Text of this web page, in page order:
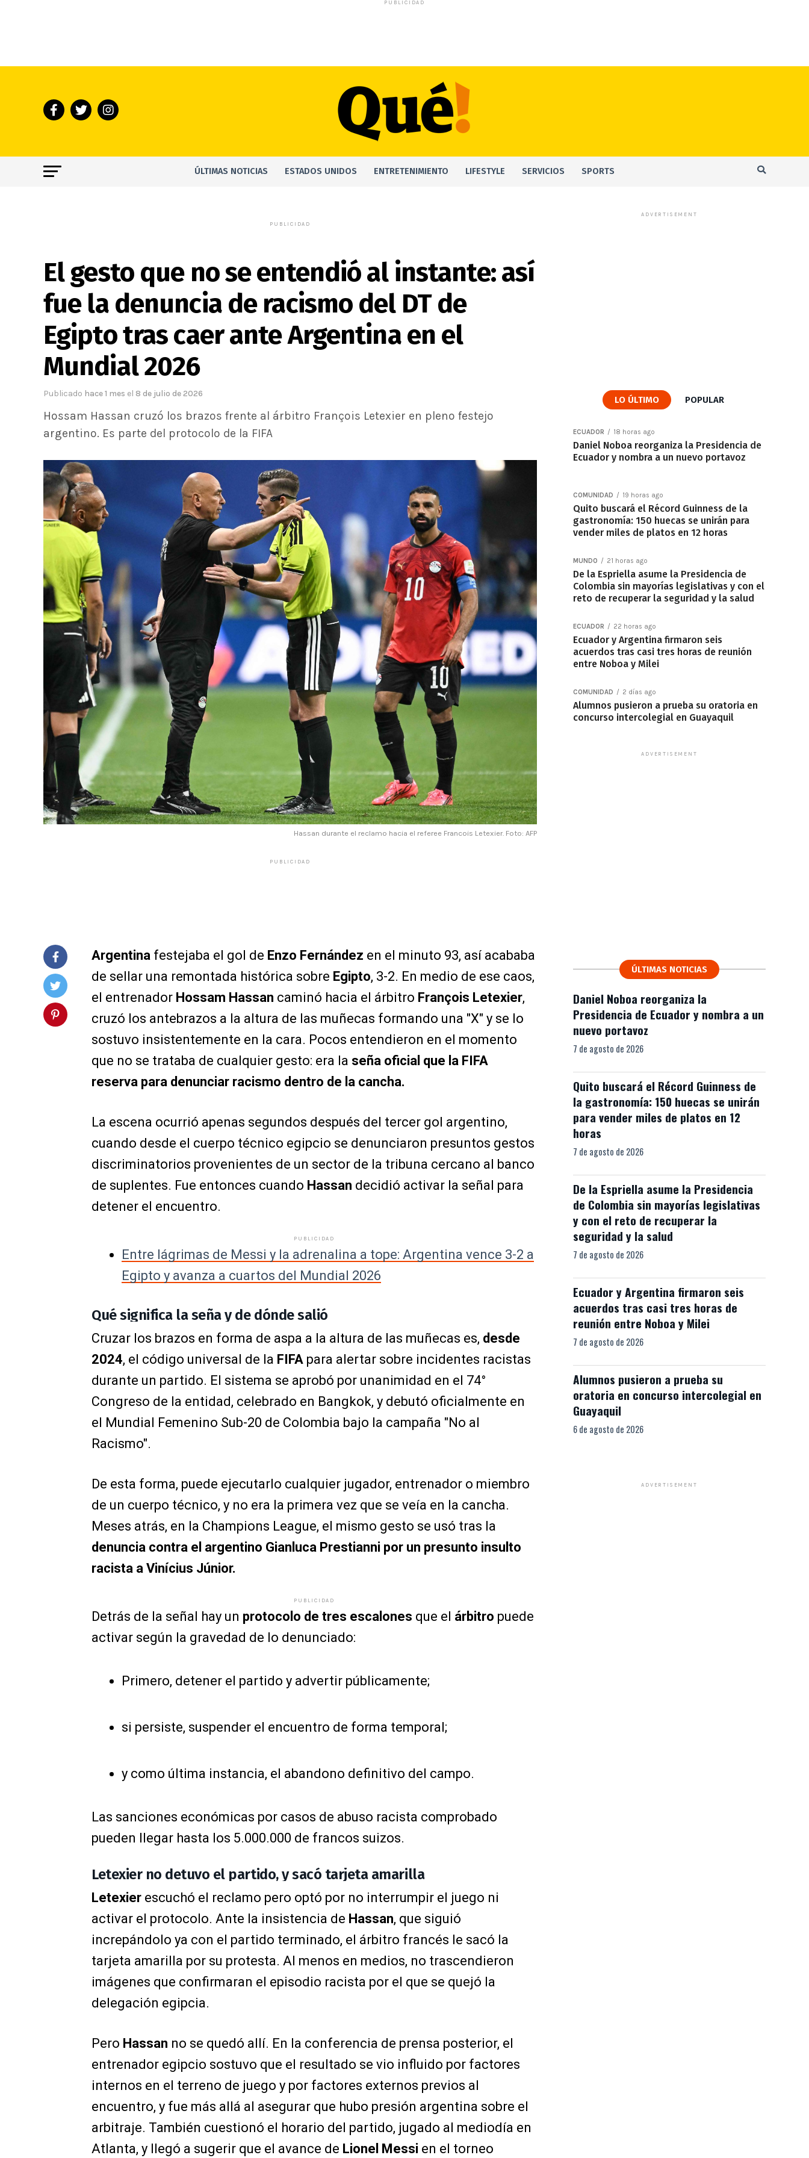
PUBLICIDAD
ÚLTIMAS NOTICIAS ESTADOS UNIDOS ENTRETENIMIENTO LIFESTYLE SERVICIOS SPORTS
PUBLICIDAD
El gesto que no se entendió al instante: así
fue la denuncia de racismo del DT de
Egipto tras caer ante Argentina en el
Mundial 2026
Publicado hace 1 mes el 8 de julio de 2026
Hossam Hassan cruzó los brazos frente al árbitro François Letexier en pleno festejo
argentino. Es parte del protocolo de la FIFA
Hassan durante el reclamo hacia el referee Francois Letexier. Foto: AFP
PUBLICIDAD
Argentina festejaba el gol de Enzo Fernández en el minuto 93, así acababa
de sellar una remontada histórica sobre Egipto, 3-2. En medio de ese caos,
el entrenador Hossam Hassan caminó hacia el árbitro François Letexier,
cruzó los antebrazos a la altura de las muñecas formando una "X" y se lo
sostuvo insistentemente en la cara. Pocos entendieron en el momento
que no se trataba de cualquier gesto: era la seña oficial que la FIFA
reserva para denunciar racismo dentro de la cancha.
La escena ocurrió apenas segundos después del tercer gol argentino,
cuando desde el cuerpo técnico egipcio se denunciaron presuntos gestos
discriminatorios provenientes de un sector de la tribuna cercano al banco
de suplentes. Fue entonces cuando Hassan decidió activar la señal para
detener el encuentro.
PUBLICIDAD
Entre lágrimas de Messi y la adrenalina a tope: Argentina vence 3-2 a
Egipto y avanza a cuartos del Mundial 2026
Qué significa la seña y de dónde salió
Cruzar los brazos en forma de aspa a la altura de las muñecas es, desde
2024, el código universal de la FIFA para alertar sobre incidentes racistas
durante un partido. El sistema se aprobó por unanimidad en el 74°
Congreso de la entidad, celebrado en Bangkok, y debutó oficialmente en
el Mundial Femenino Sub-20 de Colombia bajo la campaña "No al
Racismo".
De esta forma, puede ejecutarlo cualquier jugador, entrenador o miembro
de un cuerpo técnico, y no era la primera vez que se veía en la cancha.
Meses atrás, en la Champions League, el mismo gesto se usó tras la
denuncia contra el argentino Gianluca Prestianni por un presunto insulto
racista a Vinícius Júnior.
PUBLICIDAD
Detrás de la señal hay un protocolo de tres escalones que el árbitro puede
activar según la gravedad de lo denunciado:
Primero, detener el partido y advertir públicamente;
si persiste, suspender el encuentro de forma temporal;
y como última instancia, el abandono definitivo del campo.
Las sanciones económicas por casos de abuso racista comprobado
pueden llegar hasta los 5.000.000 de francos suizos.
Letexier no detuvo el partido, y sacó tarjeta amarilla
Letexier escuchó el reclamo pero optó por no interrumpir el juego ni
activar el protocolo. Ante la insistencia de Hassan, que siguió
increpándolo ya con el partido terminado, el árbitro francés le sacó la
tarjeta amarilla por su protesta. Al menos en medios, no trascendieron
imágenes que confirmaran el episodio racista por el que se quejó la
delegación egipcia.
Pero Hassan no se quedó allí. En la conferencia de prensa posterior, el
entrenador egipcio sostuvo que el resultado se vio influido por factores
internos en el terreno de juego y por factores externos previos al
encuentro, y fue más allá al asegurar que hubo presión argentina sobre el
arbitraje. También cuestionó el horario del partido, jugado al mediodía en
Atlanta, y llegó a sugerir que el avance de Lionel Messi en el torneo
ADVERTISEMENT
LO ÚLTIMO POPULAR
ECUADOR 18 horas ago
Daniel Noboa reorganiza la Presidencia de
Ecuador y nombra a un nuevo portavoz
COMUNIDAD 19 horas ago
Quito buscará el Récord Guinness de la
gastronomía: 150 huecas se unirán para
vender miles de platos en 12 horas
MUNDO 21 horas ago
De la Espriella asume la Presidencia de
Colombia sin mayorías legislativas y con el
reto de recuperar la seguridad y la salud
ECUADOR 22 horas ago
Ecuador y Argentina firmaron seis
acuerdos tras casi tres horas de reunión
entre Noboa y Milei
COMUNIDAD 2 días ago
Alumnos pusieron a prueba su oratoria en
concurso intercolegial en Guayaquil
ADVERTISEMENT
ÚLTIMAS NOTICIAS
Daniel Noboa reorganiza la
Presidencia de Ecuador y nombra a un
nuevo portavoz
7 de agosto de 2026
Quito buscará el Récord Guinness de
la gastronomía: 150 huecas se unirán
para vender miles de platos en 12
horas
7 de agosto de 2026
De la Espriella asume la Presidencia
de Colombia sin mayorías legislativas
y con el reto de recuperar la
seguridad y la salud
7 de agosto de 2026
Ecuador y Argentina firmaron seis
acuerdos tras casi tres horas de
reunión entre Noboa y Milei
7 de agosto de 2026
Alumnos pusieron a prueba su
oratoria en concurso intercolegial en
Guayaquil
6 de agosto de 2026
ADVERTISEMENT